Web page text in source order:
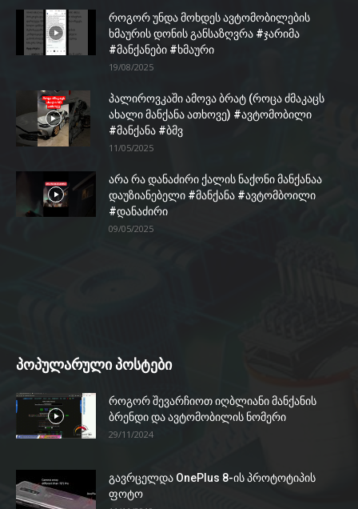
როგორ უნდა მოხდეს ავტომობილების
ხმაურის დონის განსაზღვრა #ჯარიმა
#მანქანები #ხმაური
19/08/2025
პალიროვკაში ამოვა ბრატ (როცა ძმაკაცს
ახალი მანქანა ათხოვე) #ავტომობილი
#მანქანა #ბმვ
11/05/2025
არა რა დანაძირი ქალის ნაქონი მანქანაა
დაუზიანებელი #მანქანა #ავტომბოილი
#დანაძირი
09/05/2025
პოპულარული პოსტები
როგორ შევარჩიოთ იღბლიანი მანქანის
ბრენდი და ავტომობილის ნომერი
29/11/2024
გავრცელდა OnePlus 8-ის პროტოტიპის
ფოტო